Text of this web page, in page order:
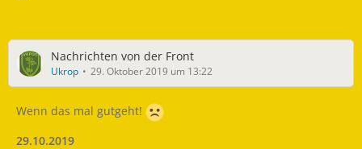
Nachrichten von der Front
Ukrop 29. Oktober 2019 um 13:22
Wenn das mal gutgeht!
29.10.2019